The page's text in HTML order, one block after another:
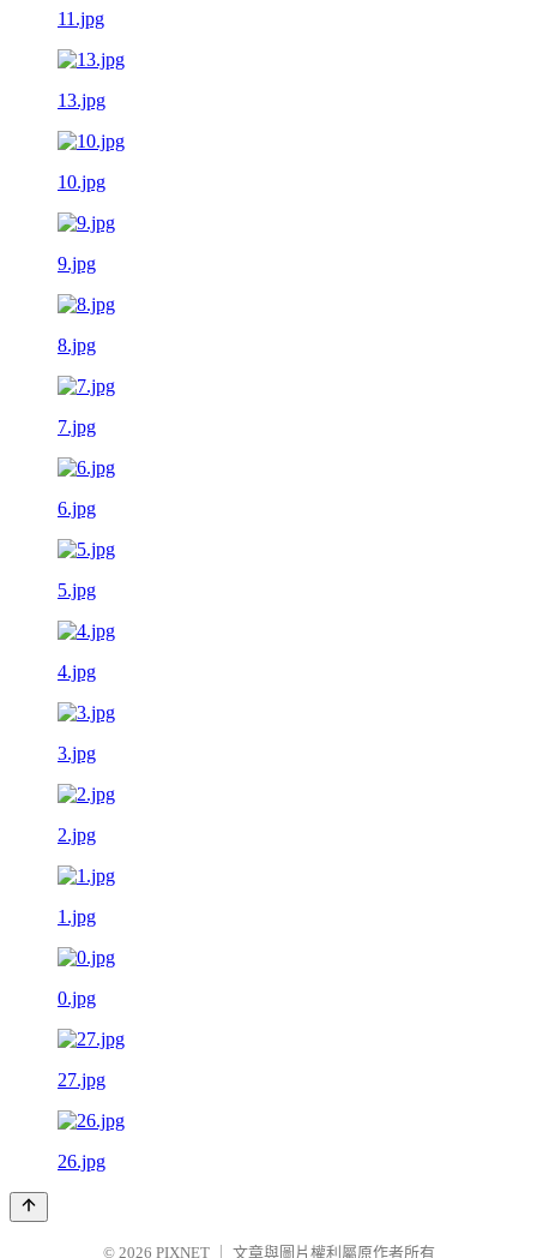
11.jpg
13.jpg
10.jpg
9.jpg
8.jpg
7.jpg
6.jpg
5.jpg
4.jpg
3.jpg
2.jpg
1.jpg
0.jpg
27.jpg
26.jpg
© 2026 PIXNET 文章與圖片權利屬原作者所有